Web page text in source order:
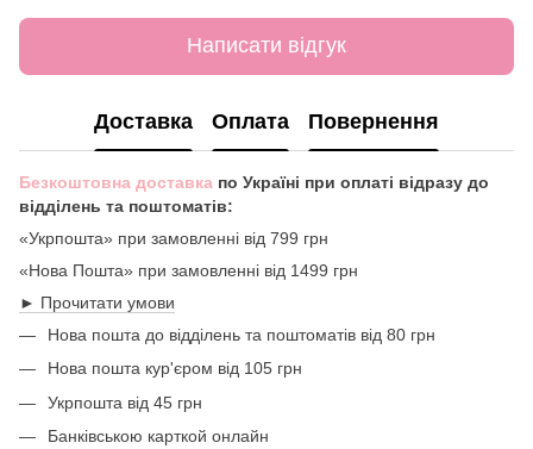
Написати відгук
Доставка Оплата Повернення
Безкоштовна доставка по Україні при оплаті відразу до
відділень та поштоматів:
«Укрпошта» при замовленні від 799 грн
«Нова Пошта» при замовленні від 1499 грн
► Прочитати умови
Нова пошта до відділень та поштоматів від 80 грн
Нова пошта кур'єром від 105 грн
Укрпошта від 45 грн
Банківською карткой онлайн